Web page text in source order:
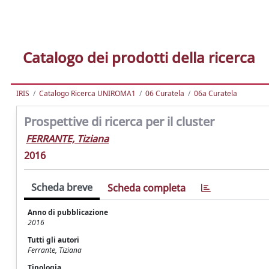
Catalogo dei prodotti della ricerca
IRIS Catalogo Ricerca UNIROMA1 06 Curatela 06a Curatela
Prospettive di ricerca per il cluster
FERRANTE, Tiziana
2016
Scheda breve Scheda completa
Anno di pubblicazione
2016
Tutti gli autori
Ferrante, Tiziana